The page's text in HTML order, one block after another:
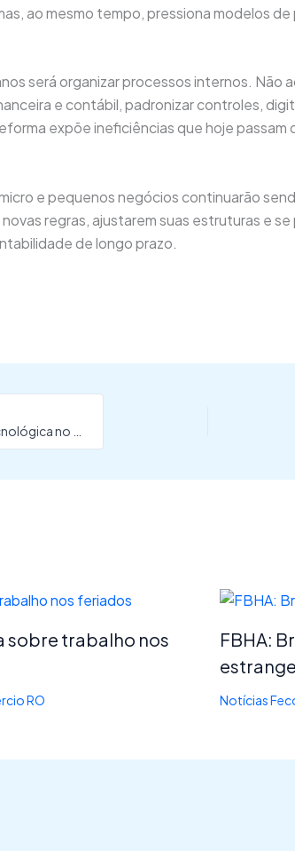
ao mesmo tempo, pressiona modelos
será organizar processos internos.
e contábil, padronizar controles,
expõe ineficiências que hoje
e pequenos negócios continuarão
regras, ajustarem suas estruturas e
de longo prazo.
sobre trabalho nos
RO
FBHA:
Notícias